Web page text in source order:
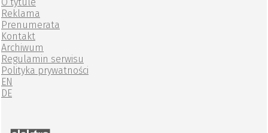
Reklama
Prenumerata
Kontakt
Archiwum
Regulamin serwisu
Polityka prywatności
EN
DE